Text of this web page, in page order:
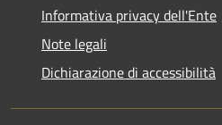
Informativa privacy dell'Ente
Note legali
Dichiarazione di accessibilità